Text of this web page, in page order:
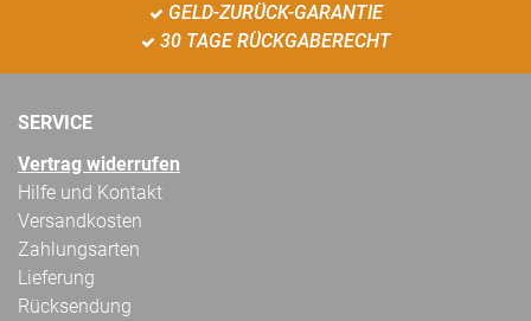
GELD-ZURÜCK-GARANTIE
30 TAGE RÜCKGABERECHT
SERVICE
Vertrag widerrufen
Hilfe und Kontakt
Versandkosten
Zahlungsarten
Lieferung
Rücksendung